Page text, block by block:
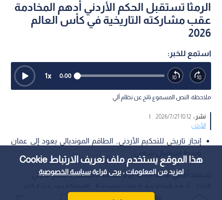
هذا الموقع يستخدم ملف تعريف الارتباط Cookie
لمزيد من المعلومات ، يرجى قراءةسياسة الخصوصية
الرمثا تستقبل الحكم الأردني أدهم المخادمة
عقب مشاركته التاريخية في كأس العالم
2026
استمع للخبر:
0:00
1x
ملاحظة: النص المسموع ناتج عن نظام آلي
نشر :10:12 2026/7/21
|
الأردن
إنجاز تاريخي للتحكيم الأردني.. الطاقم المونديالي يعود إلى عمان
يستعد أهالي مدينة الرمثا، يوم الثلاثاء، لاستقبال الحكم الدولي
ضمن الطاقم التحكيمي الأردني في نهائيات كأس العالم 2026.